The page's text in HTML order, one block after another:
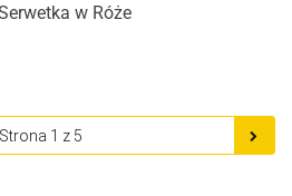
w Róże